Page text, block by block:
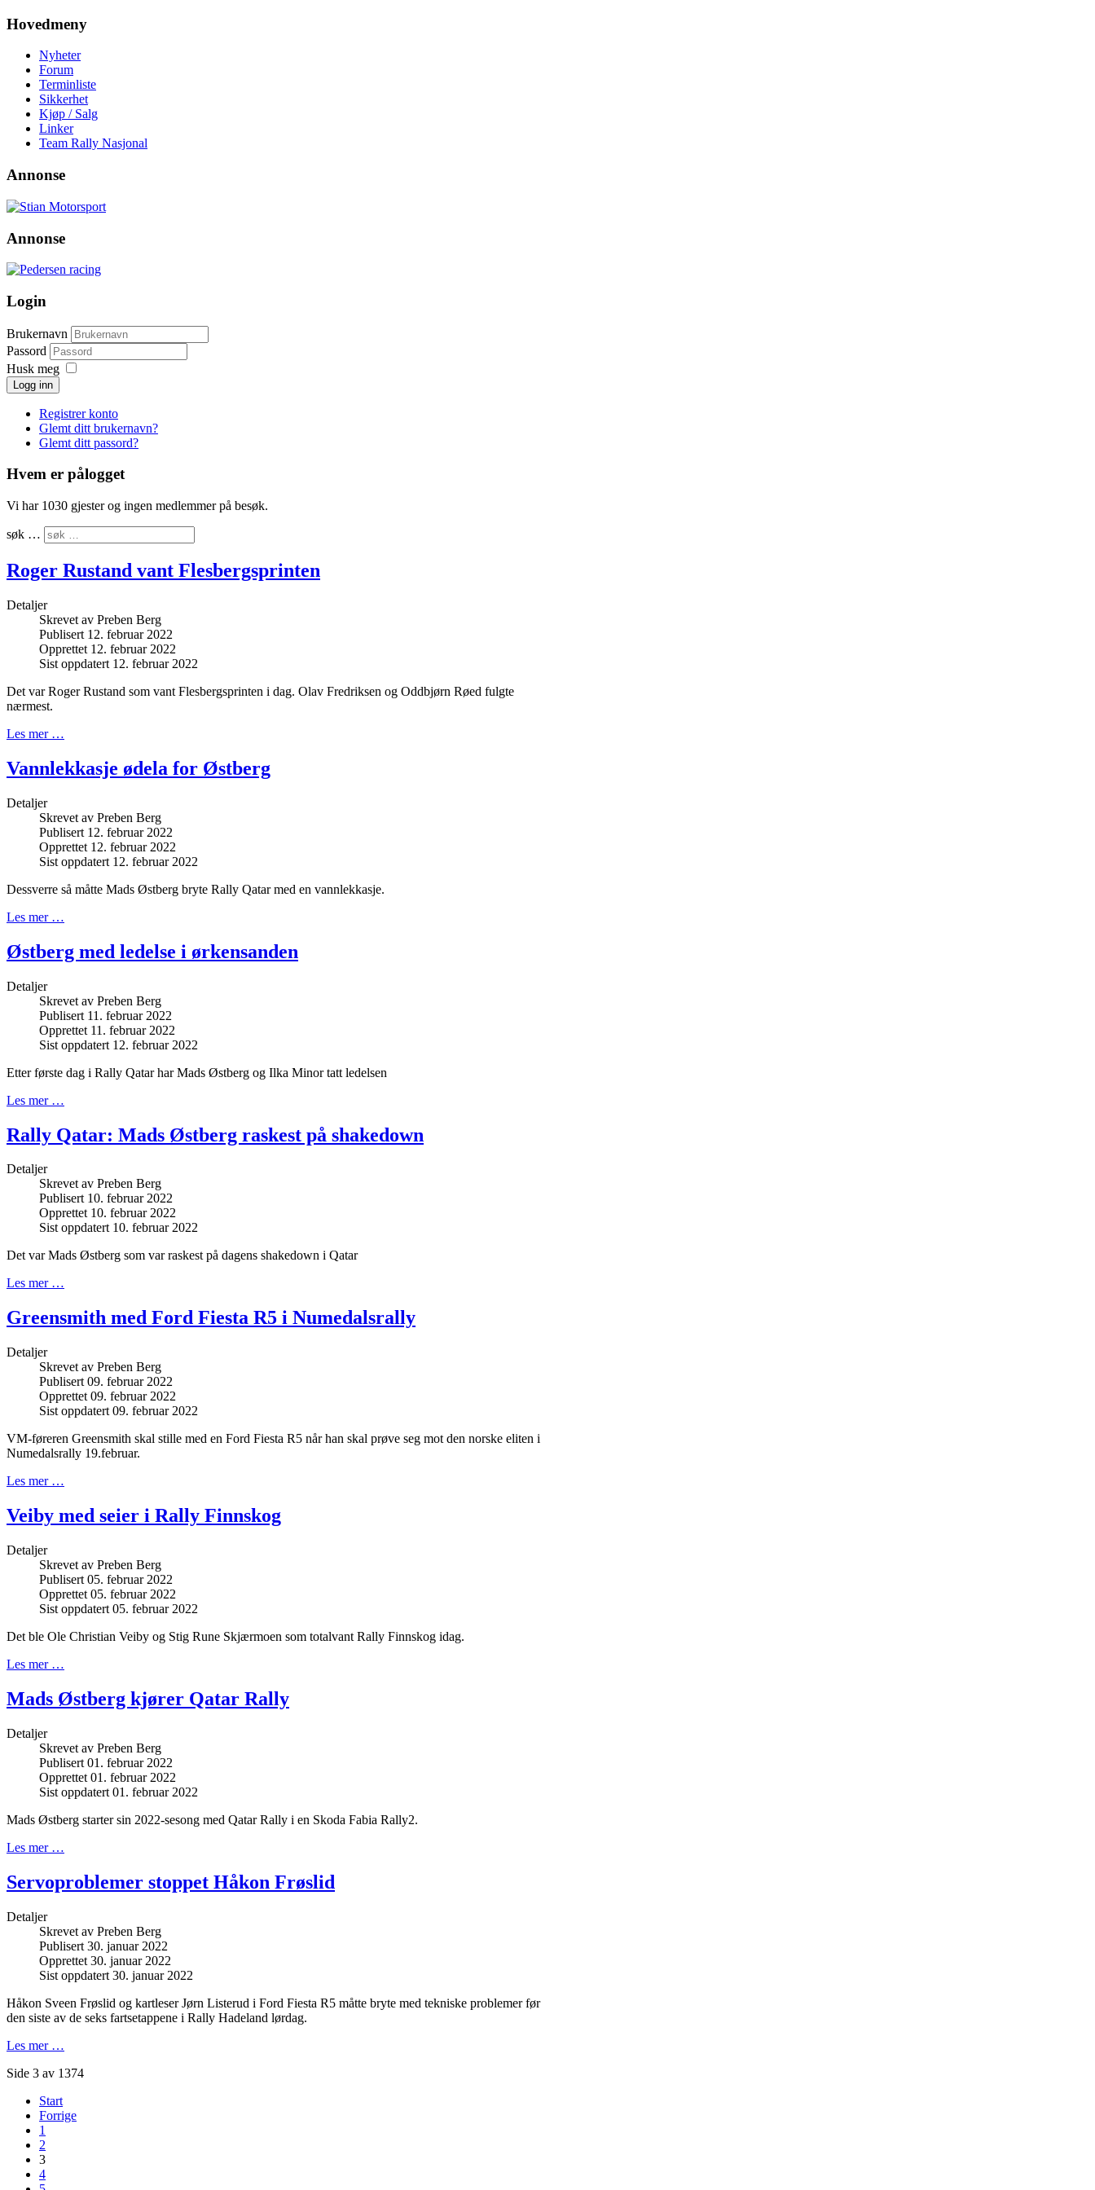
Hovedmeny
Nyheter
Forum
Terminliste
Sikkerhet
Kjøp / Salg
Linker
Team Rally Nasjonal
Annonse
Annonse
Login
Brukernavn
Passord
Husk meg
Logg inn
Registrer konto
Glemt ditt brukernavn?
Glemt ditt passord?
Hvem er pålogget
Vi har 1030 gjester og ingen medlemmer på besøk.
søk …
Roger Rustand vant Flesbergsprinten
Detaljer
Skrevet av Preben Berg
Publisert 12. februar 2022
Opprettet 12. februar 2022
Sist oppdatert 12. februar 2022
Det var Roger Rustand som vant Flesbergsprinten i dag. Olav Fredriksen og Oddbjørn Røed fulgte
nærmest.
Les mer …
Vannlekkasje ødela for Østberg
Detaljer
Skrevet av Preben Berg
Publisert 12. februar 2022
Opprettet 12. februar 2022
Sist oppdatert 12. februar 2022
Dessverre så måtte Mads Østberg bryte Rally Qatar med en vannlekkasje.
Les mer …
Østberg med ledelse i ørkensanden
Detaljer
Skrevet av Preben Berg
Publisert 11. februar 2022
Opprettet 11. februar 2022
Sist oppdatert 12. februar 2022
Etter første dag i Rally Qatar har Mads Østberg og Ilka Minor tatt ledelsen
Les mer …
Rally Qatar: Mads Østberg raskest på shakedown
Detaljer
Skrevet av Preben Berg
Publisert 10. februar 2022
Opprettet 10. februar 2022
Sist oppdatert 10. februar 2022
Det var Mads Østberg som var raskest på dagens shakedown i Qatar
Les mer …
Greensmith med Ford Fiesta R5 i Numedalsrally
Detaljer
Skrevet av Preben Berg
Publisert 09. februar 2022
Opprettet 09. februar 2022
Sist oppdatert 09. februar 2022
VM-føreren Greensmith skal stille med en Ford Fiesta R5 når han skal prøve seg mot den norske eliten i
Numedalsrally 19.februar.
Les mer …
Veiby med seier i Rally Finnskog
Detaljer
Skrevet av Preben Berg
Publisert 05. februar 2022
Opprettet 05. februar 2022
Sist oppdatert 05. februar 2022
Det ble Ole Christian Veiby og Stig Rune Skjærmoen som totalvant Rally Finnskog idag.
Les mer …
Mads Østberg kjører Qatar Rally
Detaljer
Skrevet av Preben Berg
Publisert 01. februar 2022
Opprettet 01. februar 2022
Sist oppdatert 01. februar 2022
Mads Østberg starter sin 2022-sesong med Qatar Rally i en Skoda Fabia Rally2.
Les mer …
Servoproblemer stoppet Håkon Frøslid
Detaljer
Skrevet av Preben Berg
Publisert 30. januar 2022
Opprettet 30. januar 2022
Sist oppdatert 30. januar 2022
Håkon Sveen Frøslid og kartleser Jørn Listerud i Ford Fiesta R5 måtte bryte med tekniske problemer før
den siste av de seks fartsetappene i Rally Hadeland lørdag.
Les mer …
Side 3 av 1374
Start
Forrige
1
2
3
4